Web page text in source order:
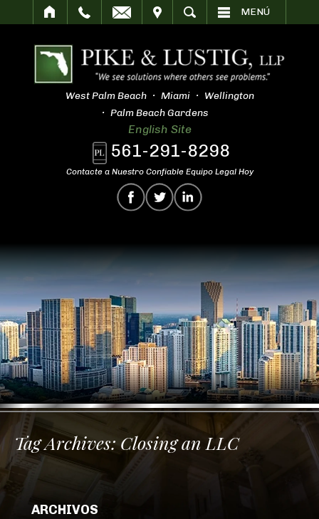
BUSCAR MENÚ
West Palm Beach Miami
Wellington
Palm Beach Gardens
English Site
561-291-8298
Contacte a Nuestro Confiable Equipo Legal Hoy
Tag Archives: Closing an LLC
ARCHIVOS